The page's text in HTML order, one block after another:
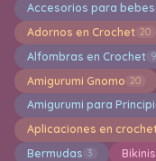
Accesorios para bebes
Adornos en Crochet 20
Alfombras en Crochet
Amigurumi Gnomo 20
Amigurumi para
Aplicaciones en
Bermudas 3